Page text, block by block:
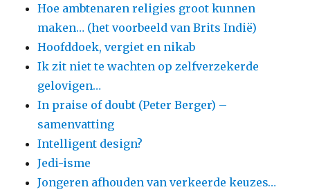
Hoe ambtenaren religies groot kunnen
maken… (het voorbeeld van Brits Indië)
Hoofddoek, vergiet en nikab
Ik zit niet te wachten op zelfverzekerde
gelovigen…
In praise of doubt (Peter Berger) –
samenvatting
Intelligent design?
Jedi-isme
Jongeren afhouden van verkeerde keuzes…